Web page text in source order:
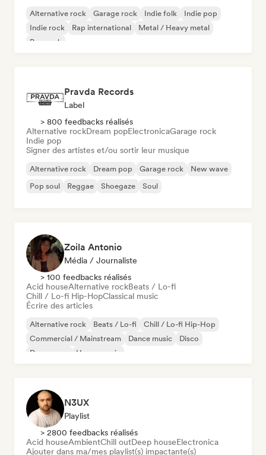
Alternative rock Garage rock Indie folk
Indie pop
Indie rock
Rap international
Metal / Heavy metal
Pop rock
Pravda Records
Label
> 800 feedbacks réalisés
Alternative rockDream popElectronicaGarage rock
Indie pop
Signer des artistes et/ou sortir leur musique
Alternative rock Dream pop Garage rock
New wave
Pop soul
Reggae Shoegaze Soul
Zoila Antonio
Média / Journaliste
> 100 feedbacks réalisés
Acid houseAlternative rockBeats / Lo-fi
Chill / Lo-fi Hip-HopClassical music
Écrire des articles
Alternative rock Beats / Lo-fi
Chill / Lo-fi Hip-Hop
Commercial / Mainstream
Dance music
Disco
Dream pop
House music
N3UX
Playlist
> 2800 feedbacks réalisés
Acid houseAmbientChill outDeep houseElectronica
Ajouter dans ma/mes playlist(s) impactante(s)